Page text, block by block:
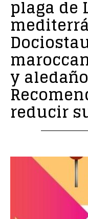
plaga de
y
reducir